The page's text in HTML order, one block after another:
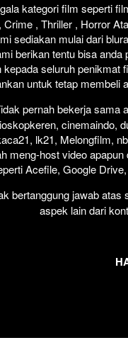
kategori film seperti
, Thriller , Horror
sediakan mulai dari
berikan tentu bisa
seluruh penikmat
untuk tetap membeli
pernah bekerja sama
cinemaindo,
lk21, Melongfilm,
meng-host video
Acefile, Google
bertanggung jawab atas
aspek lain dari